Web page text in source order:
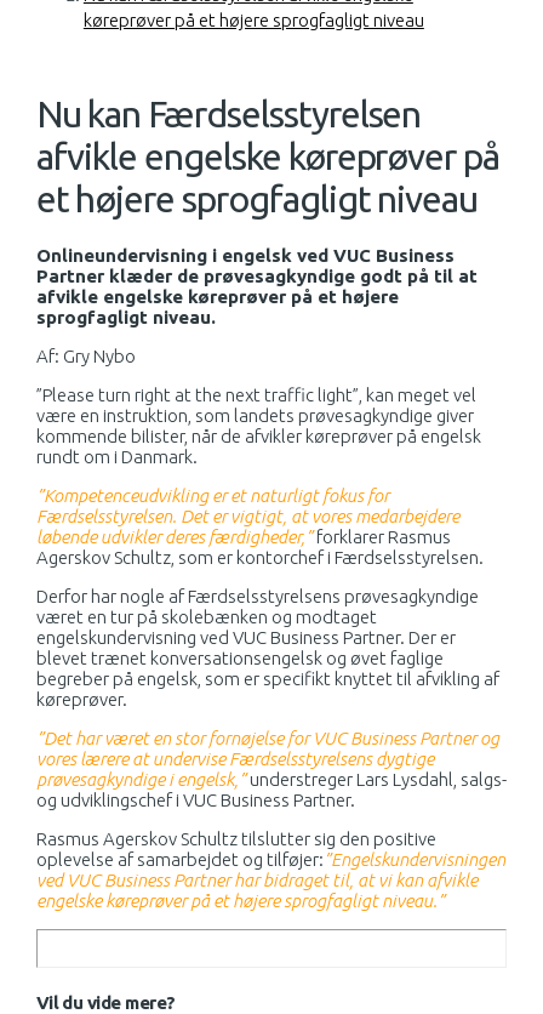
køreprøver på et højere sprogfagligt niveau
Nu kan Færdselsstyrelsen
afvikle engelske køreprøver på
et højere sprogfagligt niveau
Onlineundervisning i engelsk ved VUC Business
Partner klæder de prøvesagkyndige godt på til at
afvikle engelske køreprøver på et højere
sprogfagligt niveau.
Af: Gry Nybo
”Please turn right at the next traffic light”, kan meget vel
være en instruktion, som landets prøvesagkyndige giver
kommende bilister, når de afvikler køreprøver på engelsk
rundt om i Danmark.
”Kompetenceudvikling er et naturligt fokus for
Færdselsstyrelsen. Det er vigtigt, at vores medarbejdere
løbende udvikler deres færdigheder,” forklarer Rasmus
Agerskov Schultz, som er kontorchef i Færdselsstyrelsen.
Derfor har nogle af Færdselsstyrelsens prøvesagkyndige
været en tur på skolebænken og modtaget
engelskundervisning ved VUC Business Partner. Der er
blevet trænet konversationsengelsk og øvet faglige
begreber på engelsk, som er specifikt knyttet til afvikling af
køreprøver.
”Det har været en stor fornøjelse for VUC Business Partner og
vores lærere at undervise Færdselsstyrelsens dygtige
prøvesagkyndige i engelsk,” understreger Lars Lysdahl, salgs-
og udviklingschef i VUC Business Partner.
Rasmus Agerskov Schultz tilslutter sig den positive
oplevelse af samarbejdet og tilføjer: ”Engelskundervisningen
ved VUC Business Partner har bidraget til, at vi kan afvikle
engelske køreprøver på et højere sprogfagligt niveau.”
Vil du vide mere?